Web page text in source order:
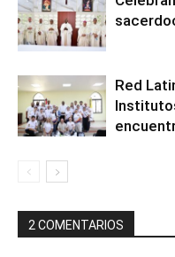
Red
2 COMENTARIOS